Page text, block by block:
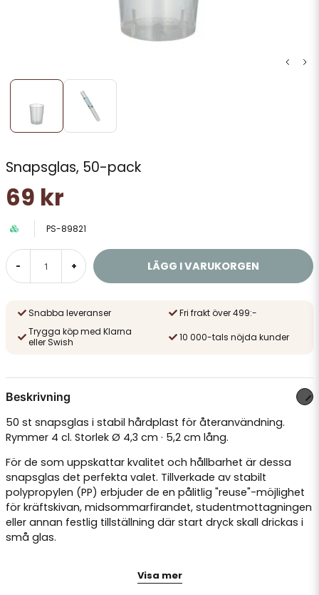
Snapsglas, 50-pack
69 kr
PS-89821
- + LÄGG I VARUKORGEN
Snabba leveranser
Fri frakt över 499:-
Trygga köp med Klarna
eller Swish
10 000-tals nöjda kunder
Beskrivning
50 st snapsglas i stabil hårdplast för återanvändning.
Rymmer 4 cl. Storlek Ø 4,3 cm · 5,2 cm lång.
För de som uppskattar kvalitet och hållbarhet är dessa
snapsglas det perfekta valet. Tillverkade av stabilt
polypropylen (PP) erbjuder de en pålitlig "reuse"-möjlighet
för kräftskivan, midsommarfirandet, studentmottagningen
eller annan festlig tillställning där start dryck skall drickas i
små glas.
Visa mer